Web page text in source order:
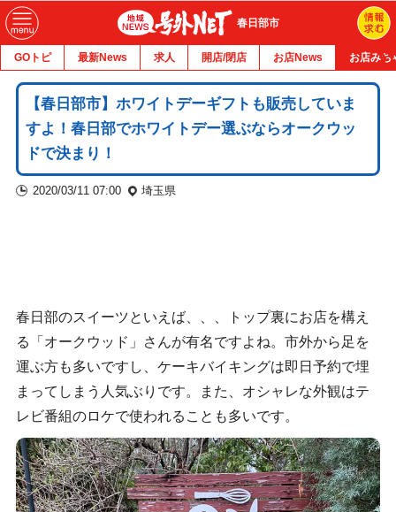
春日部市
GOトピ 最新News 求人 開店/閉店 お店News お店みち
【春日部市】ホワイトデーギフトも販売していま
すよ！春日部でホワイトデー選ぶならオークウッ
ドで決まり！
2020/03/11 07:00 埼玉県
春日部のスイーツといえば、、、トップ裏にお店を構え
る「オークウッド」さんが有名ですよね。市外から足を
運ぶ方も多いですし、ケーキバイキングは即日予約で埋
まってしまう人気ぶりです。また、オシャレな外観はテ
レビ番組のロケで使われることも多いです。